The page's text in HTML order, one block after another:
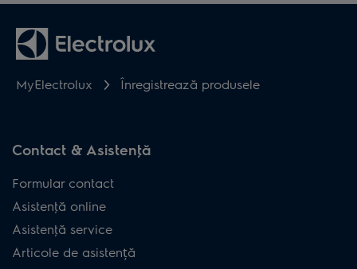
MyElectrolux Înregistrează produsele
Contact & Asistenţă
Formular contact
Asistenţă online
Asistenţă service
Articole de asistență